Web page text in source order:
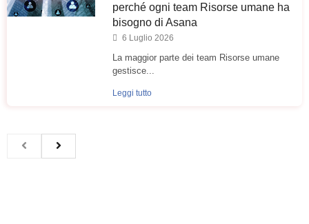
perché ogni team Risorse umane ha
bisogno di Asana
6 Luglio 2026
La maggior parte dei team Risorse umane
gestisce...
Leggi tutto